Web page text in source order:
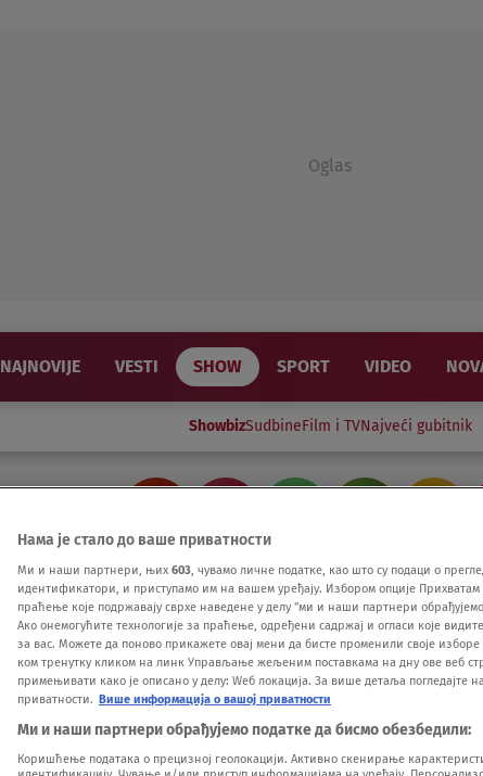
Oglas
NAJNOVIJE VESTI SHOW SPORT VIDEO
ShowbizSudbineFilm i TVNajveći gubitnik
Нама је стало до ваше приватности
Ми и наши партнери, њих 603, чувамо личне податке, као што су подаци о
идентификатори, и приступамо им на вашем уређају. Избором опције Прихватам
праћење које подржавају сврхе наведене у делу "ми и наши партнери
Ако онемогућите технологије за праћење, одређени садржај и огласи које
за вас. Можете да поново прикажете овај мени да бисте променили своје изборе
ком тренутку кликом на линк Управљање жељеним поставкама на дну ове веб
примењивати како је описано у делу: Wеб локација. За више детаља погледајте
приватности. Више информација о вашој приватности
Ми и наши партнери обрађујемо податке да бисмо обезбедили:
Коришћење података о прецизној геолокацији. Активно скенирање